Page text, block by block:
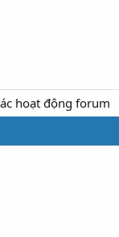
hoạt động forum